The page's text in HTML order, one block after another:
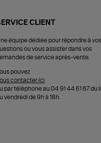
CLIENT
équipe dédiée pour répondre à vos
ou vous assister dans vos
de service après-vente.
pouvez
contacter ici
par téléphone au 04 91 44 61 67 du
vendredi de 9h à 18h.